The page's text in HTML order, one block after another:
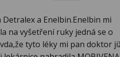
a Enelbin.Enelbin mi
na vyšetření ruky jedná se o
tyto léky mi pan doktor